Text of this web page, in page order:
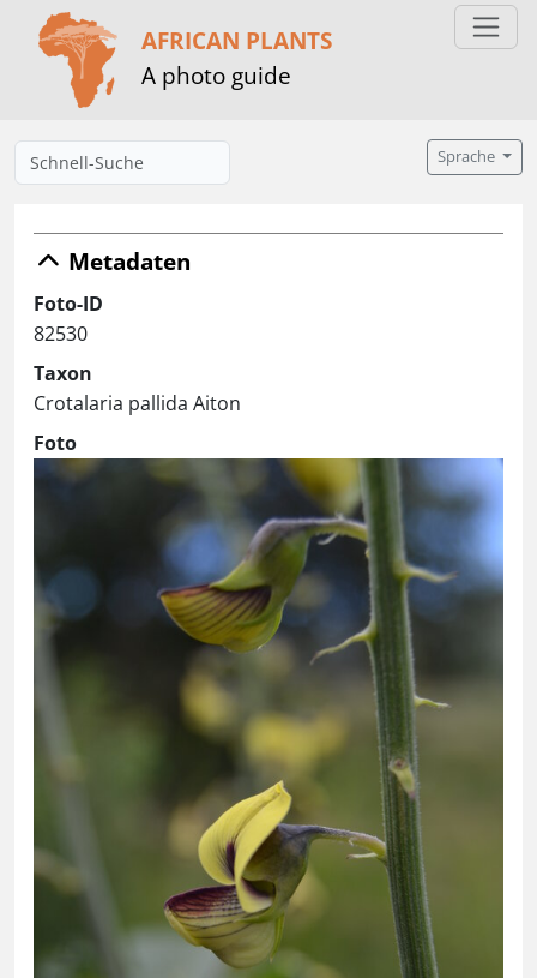
AFRICAN PLANTS
A photo guide
Sprache
Metadaten
Foto-ID
82530
Taxon
Crotalaria pallida Aiton
Foto